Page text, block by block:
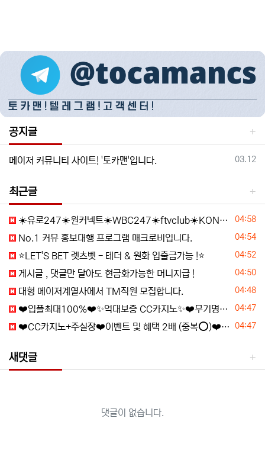
공지글
등록일
03.12
메이저 커뮤니티 사이트! '토카맨'입니다.
최근글
등록일
04:58
☀️유로247☀️원커넥트☀️WBC247☀️ftvclub☀️KONE☀️콤프(요율)지급☀️1XBET☀️메가파리☀️원엑스벳☀️원엑스카지노☀️
등록일
04:54
️️No.1 커뮤 홍보대행 프️로그램 매크로비입니다.
등록일
04:52
⭐️LET'S BET 렛츠벳 - 테더 & 원화 입출금가능 !⭐️
등록일
04:50
️️게시글 , 댓글만 달아도 현금화가능한 머니지급 !
등록일
04:48
️️대형 메이저계열사에서 TM직원 모집합니다.
등록일
04:47
❤️️입플최대100%❤️✨억대보증 CC카지노✨❤️무기명테더가입O❤️블랙가입O❤️승인전화X❤️
등록일
04:47
❤️CC️카지노+주실장❤️이벤트 및 혜택 2배 (중복⭕️)❤️탄탄한 자본, 무사고 ✅빠른충환✅
새댓글
댓글이 없습니다.